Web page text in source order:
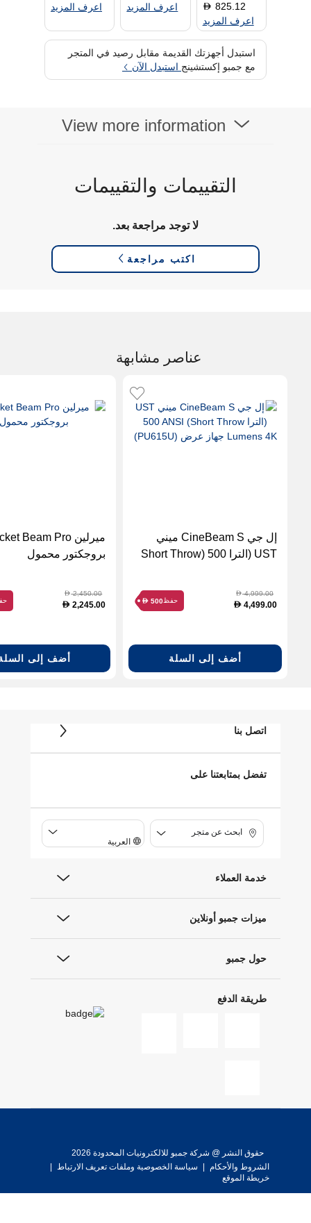
D 825.12
اعرف المزيد
اعرف المزيد
اعرف المزيد
استبدل أجهزتك القديمة مقابل رصيد في المتجر
مع جمبو إكستشينج استبدل الآن
View more information
التقييمات والتقييمات
لا توجد مراجعة بعد.
اكتب مراجعة
عناصر مشابهة
إل جي CineBeam S ميني
UST (الترا Short Throw) 500
D4,999.00
D 4,499.00 حفظ D 500
أضف إلى السلة
بروجكتور محمول
D2,450.00
D 2,245.00
أضف إلى
اتصل بنا
تفضل بمتابعتنا على
ابحث عن متجر
العربية
خدمة العملاء
ميزات جمبو أونلاين
حول جمبو
طريقة الدفع
حقوق النشر @ شركة جمبو للالكترونيات المحدودة 2026
الشروط والأحكام
سياسة الخصوصية وملفات تعريف الارتباط
خريطة الموقع